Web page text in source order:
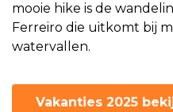
mooie hike is de
Ferreiro die uitkomt bij
watervallen.
Vakanties 2025